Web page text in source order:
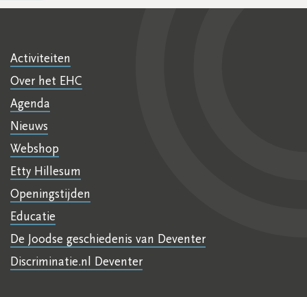
Activiteiten
Over het EHC
Agenda
Nieuws
Webshop
Etty Hillesum
Openingstijden
Educatie
De Joodse geschiedenis van Deventer
Discriminatie.nl Deventer